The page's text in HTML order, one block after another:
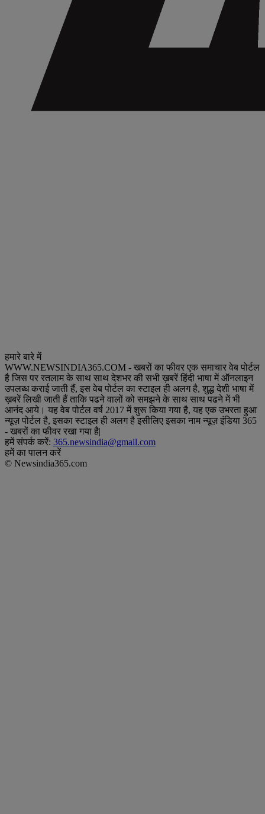
हमारे बारे में
WWW.NEWSINDIA365.COM - खबरों का फीवर एक समाचार वेब पोर्टल
है जिस पर रतलाम के साथ साथ देशभर की सभी ख़बरें हिंदी भाषा में ऑनलाइन
उपलब्ध कराई जाती हैं, इस वेब पोर्टल का स्टाइल ही अलग है, शुद्ध देशी भाषा में
ख़बरें लिखी जाती हैं ताकि पढने वालों को समझने के साथ साथ पढने में भी
आनंद आये। यह वेब पोर्टल वर्ष 2017 में शुरू किया गया है, यह एक उभरता हुआ
न्यूज़ पोर्टल है, इसका स्टाइल ही अलग है इसीलिए इसका नाम न्यूज़ इंडिया 365
- खबरों का फीवर रखा गया है|
हमें संपर्क करें: 365.newsindia@gmail.com
हमें का पालन करें
© Newsindia365.com